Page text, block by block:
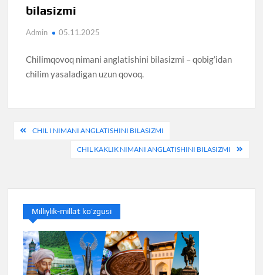
bilasizmi
Admin 05.11.2025
Chilimqovoq nimani anglatishini bilasizmi – qobig’idan
chilim yasaladigan uzun qovoq.
PostCHIL I NIMANI ANGLATISHINI BILASIZMI
CHIL KAKLIK NIMANI ANGLATISHINI BILASIZMI
Milliylik-millat ko’zgusi